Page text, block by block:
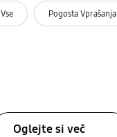
Vse Pogosta Vprašanja
Oglejte si več